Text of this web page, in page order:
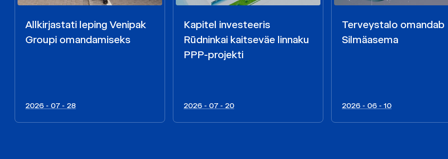
Allkirjastati leping Venipak
Groupi omandamiseks
2026 - 07 - 28
Kapitel investeeris
Rūdninkai kaitseväe linnaku
PPP-projekti
2026 - 07 - 20
Terveystalo omandab
Silmäasema
2026 - 06 - 10